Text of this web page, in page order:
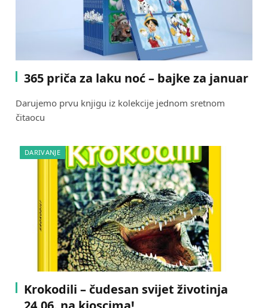
365 priča za laku noć – bajke za januar
Darujemo prvu knjigu iz kolekcije jednom sretnom
čitaocu
DARIVANJE
Krokodili – čudesan svijet životinja